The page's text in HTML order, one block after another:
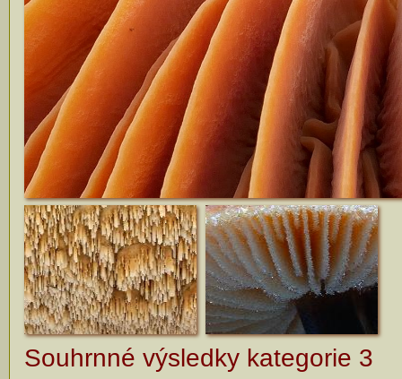
Souhrnné výsledky kategorie 3